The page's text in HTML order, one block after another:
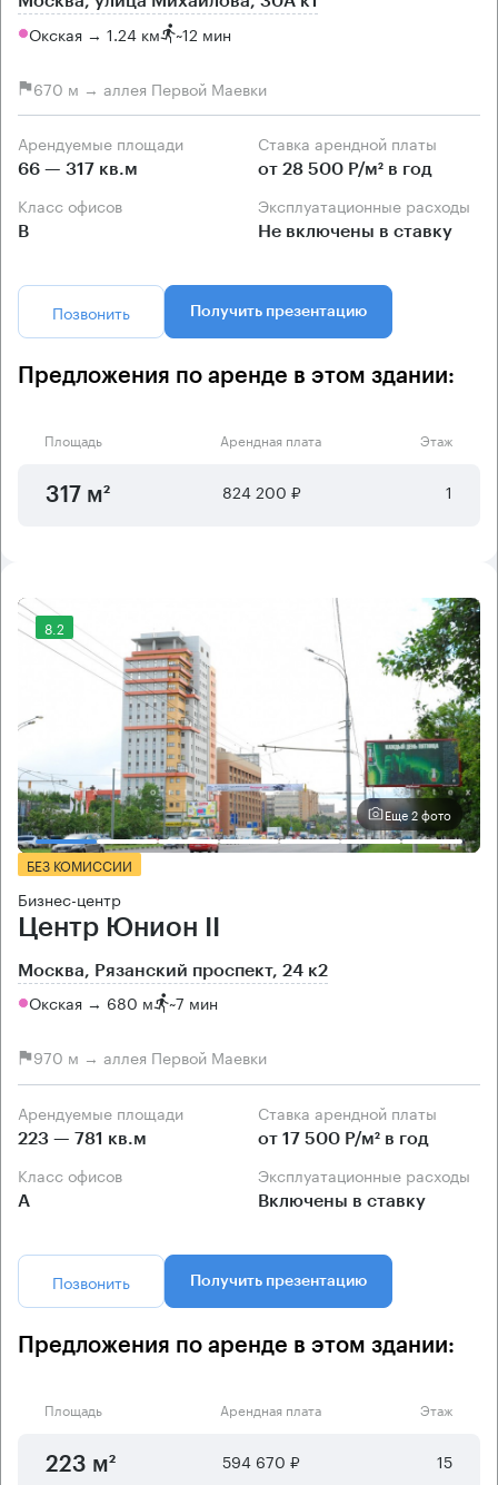
Окская → 1.24 км ~12 мин
670 м → аллея Первой Маевки
Арендуемые площади
66 — 317 кв.м
Ставка арендной платы
от 28 500 Р/м² в год
Класс офисов
B
Эксплуатационные расходы
Не включены в ставку
Позвонить Получить презентацию
Предложения по аренде в этом здании:
Площадь Арендная плата Этаж
317 м² 824 200 ₽ 1
8.2
Еще 2 фото
БЕЗ КОМИССИИ
Бизнес-центр
Центр Юнион II
Москва, Рязанский проспект, 24 к2
Окская → 680 м ~7 мин
970 м → аллея Первой Маевки
Арендуемые площади
223 — 781 кв.м
Ставка арендной платы
от 17 500 Р/м² в год
Класс офисов
А
Эксплуатационные расходы
Включены в ставку
Позвонить Получить презентацию
Предложения по аренде в этом здании:
Площадь Арендная плата Этаж
223 м² 594 670 ₽ 15